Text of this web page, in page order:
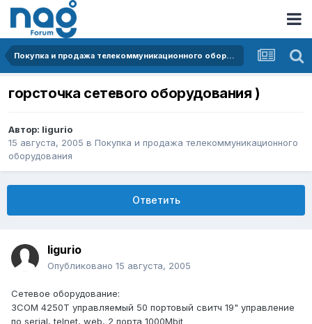
Покупка и продажа телекоммуникационного оборудования
горсточка сетевого оборудования )
Автор: ligurio
15 августа, 2005 в Покупка и продажа телекоммуникационного
оборудования
Ответить
ligurio
Опубликовано 15 августа, 2005
Сетевое оборудование:
3COM 4250T управляемый 50 портовый свитч 19" управление
по serial, telnet, web, 2 порта 1000Mbit